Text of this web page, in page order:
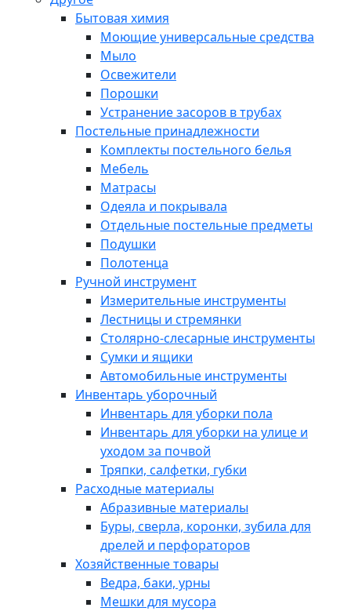
Бытовая химия
Моющие универсальные средства
Мыло
Освежители
Порошки
Устранение засоров в трубах
Постельные принадлежности
Комплекты постельного белья
Мебель
Матрасы
Одеяла и покрывала
Отдельные постельные предметы
Подушки
Полотенца
Ручной инструмент
Измерительные инструменты
Лестницы и стремянки
Столярно-слесарные инструменты
Сумки и ящики
Автомобильные инструменты
Инвентарь уборочный
Инвентарь для уборки пола
Инвентарь для уборки на улице и
уходом за почвой
Тряпки, салфетки, губки
Расходные материалы
Абразивные материалы
Буры, сверла, коронки, зубила для
дрелей и перфораторов
Хозяйственные товары
Ведра, баки, урны
Мешки для мусора